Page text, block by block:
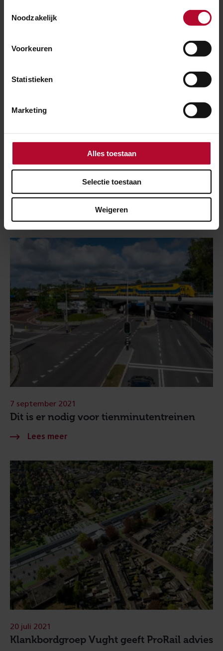
Noodzakelijk
Voorkeuren
Statistieken
Marketing
Alles toestaan
Selectie toestaan
Weigeren
Tekort aan materialen en prijsstijgingen
Dit is er nodig voor tienminutentreinen
7 september 2021
Klankbordgroep Vught geeft ProRail advies
20 juli 2021